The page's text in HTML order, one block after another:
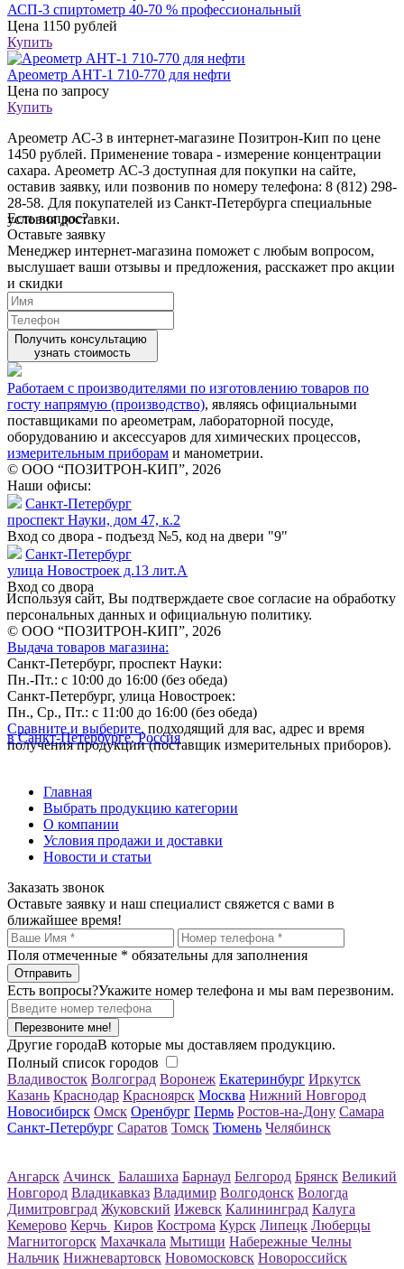
АСП-3 спиртометр 40-70 % профессиональный
Цена 1150 рублей
Купить
Ареометр АНТ-1 710-770 для нефти
Цена по запросу
Купить
Ареометр АС-3 в интернет-магазине Позитрон-Кип по цене
1450 рублей. Применение товара - измерение концентрации
сахара. Ареометр АС-3 доступная для покупки на сайте,
оставив заявку, или позвонив по номеру телефона: 8 (812) 298-
28-58. Для покупателей из Санкт-Петербурга специальные
условия доставки.
Есть вопрос?
Оставьте заявку
Менеджер интернет-магазина поможет с любым вопросом,
выслушает ваши отзывы и предложения, расскажет про акции
и скидки
Получить консультацию
узнать стоимость
Работаем с производителями по изготовлению товаров по
госту напрямую (производство), являясь официальными
поставщиками по ареометрам, лабораторной посуде,
оборудованию и аксессуаров для химических процессов,
измерительным приборам и манометрии.
© ООО “ПОЗИТРОН-КИП”, 2026
Наши офисы:
Санкт-Петербург
проспект Науки, дом 47, к.2
Вход со двора - подъезд №5, код на двери "9"
Санкт-Петербург
улица Новостроек д.13 лит.А
Вход со двора
Используя сайт, Вы подтверждаете свое согласие на обработку
персональных данных и официальную политику.
© ООО “ПОЗИТРОН-КИП”, 2026
Выдача товаров магазина:
Санкт-Петербург, проспект Науки:
Пн.-Пт.: с 10:00 до 16:00 (без обеда)
Санкт-Петербург, улица Новостроек:
Пн., Ср., Пт.: с 11:00 до 16:00 (без обеда)
Сравните и выберите, подходящий для вас, адрес и время
получения продукции (поставщик измерительных приборов).
в Санкт-Петербурге, Россия
Главная
Выбрать продукцию категории
О компании
Условия продажи и доставки
Новости и статьи
Заказать звонок
Оставьте заявку и наш специалист свяжется с вами в
ближайшее время!
Поля отмеченные * обязательны для заполнения
Есть вопросы?Укажите номер телефона и мы вам перезвоним.
Перезвоните мне!
Другие городаВ которые мы доставляем продукцию.
Полный список городов
Владивосток Волгоград Воронеж Екатеринбург Иркутск
Казань Краснодар Красноярск Москва Нижний Новгород
Новосибирск Омск Оренбург Пермь Ростов-на-Дону Самара
Санкт-Петербург Саратов Томск Тюмень Челябинск
Ангарск Ачинск Балашиха Барнаул Белгород Брянск Великий
Новгород Владикавказ Владимир Волгодонск Вологда
Димитровград Жуковский Ижевск Калининград Калуга
Кемерово Керчь Киров Кострома Курск Липецк Люберцы
Магнитогорск Махачкала Мытищи Набережные Челны
Нальчик Нижневартовск Новомосковск Новороссийск